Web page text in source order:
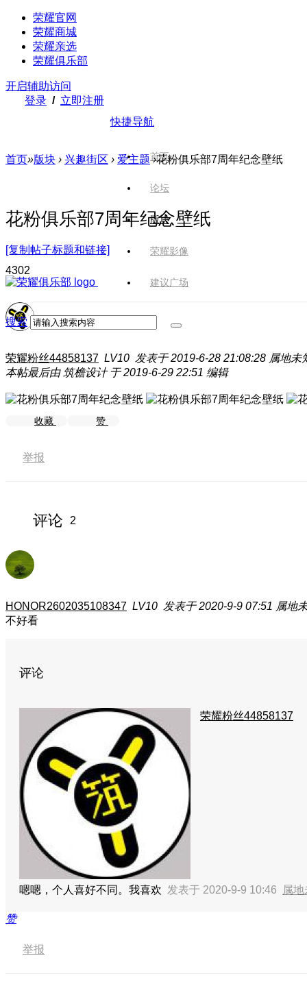
荣耀官网
荣耀商城
荣耀亲选
荣耀俱乐部
开启辅助访问
登录 / 立即注册
快捷导航
首页
论坛
版块
荣耀影像
建议广场
搜索
首页»版块 › 兴趣街区 › 爱主题 ›花粉俱乐部7周年纪念壁纸
花粉俱乐部7周年纪念壁纸
[复制帖子标题和链接]
4302
荣耀粉丝44858137 LV10 发表于 2019-6-28 21:08:28 属地未
本帖最后由 筑檐设计 于 2019-6-29 22:51 编辑
收藏 赞
举报
评论 2
HONOR2602035108347 LV10 发表于 2020-9-9 07:51 属地
不好看
评论
荣耀粉丝44858137
嗯嗯，个人喜好不同 。我喜欢 发表于 2020-9-9 10:46 属
赞
举报